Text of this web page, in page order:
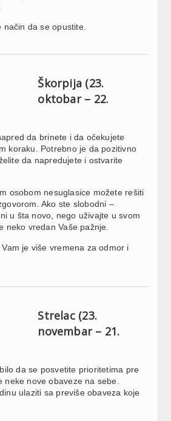
način da se opustite.
Škorpija (23.
oktobar – 22.
da brinete i da očekujete
koraku. Potrebno je da pozitivno
da napredujete i ostvarite
osobom nesuglasice možete rešiti
Ako ste slobodni –
u šta novo, nego uživajte u svom
neko vredan Vaše pažnje.
Vam je više vremena za odmor i
Strelac (23.
novembar – 21.
da se posvetite prioritetima pre
neke nove obaveze na sebe.
ulaziti sa previše obaveza koje